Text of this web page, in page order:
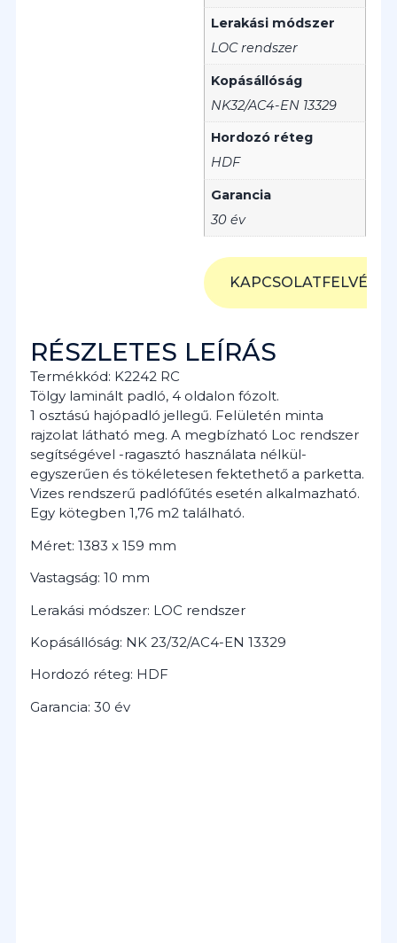
Lerakási módszer
LOC rendszer
Kopásállóság
NK32/AC4-EN 13329
Hordozó réteg
HDF
Garancia
30 év
KAPCSOLATFELVÉTEL
RÉSZLETES LEÍRÁS
Termékkód: K2242 RC
Tölgy laminált padló, 4 oldalon fózolt.
1 osztású hajópadló jellegű. Felületén minta
rajzolat látható meg. A megbízható Loc rendszer
segítségével -ragasztó használata nélkül-
egyszerűen és tökéletesen fektethető a parketta.
Vizes rendszerű padlófűtés esetén alkalmazható.
Egy kötegben 1,76 m2 található.
Méret: 1383 x 159 mm
Vastagság: 10 mm
Lerakási módszer: LOC rendszer
Kopásállóság: NK 23/32/AC4-EN 13329
Hordozó réteg: HDF
Garancia: 30 év